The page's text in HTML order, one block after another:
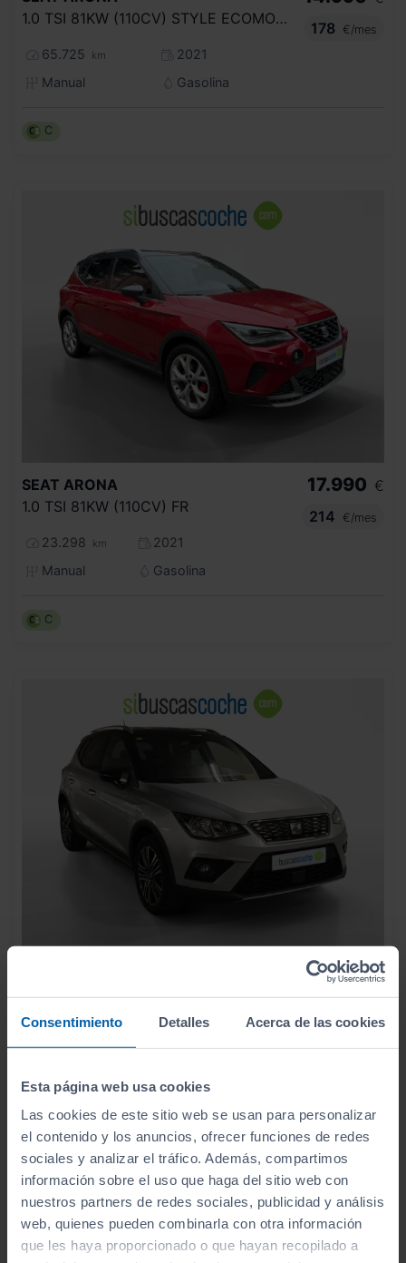
Consentimiento Detalles Acerca de las cookies
Esta página web usa cookies
Las cookies de este sitio web se usan para personalizar
el contenido y los anuncios, ofrecer funciones de redes
sociales y analizar el tráfico. Además, compartimos
información sobre el uso que haga del sitio web con
nuestros partners de redes sociales, publicidad y análisis
web, quienes pueden combinarla con otra información
que les haya proporcionado o que hayan recopilado a
1.0 TSI 81KW (110CV) STYLE ECOMOTIVE
65.725 km
2021
Manual
Gasolina
178
€/mes
C
SEAT ARONA
1.0 TSI 81KW (110CV) FR
23.298 km
2021
Manual
Gasolina
17.990 €
214
€/mes
C
1.0 TSI 85KW (115CV) STYLE ECOMOTIVE
102.893
2018
12.990 €